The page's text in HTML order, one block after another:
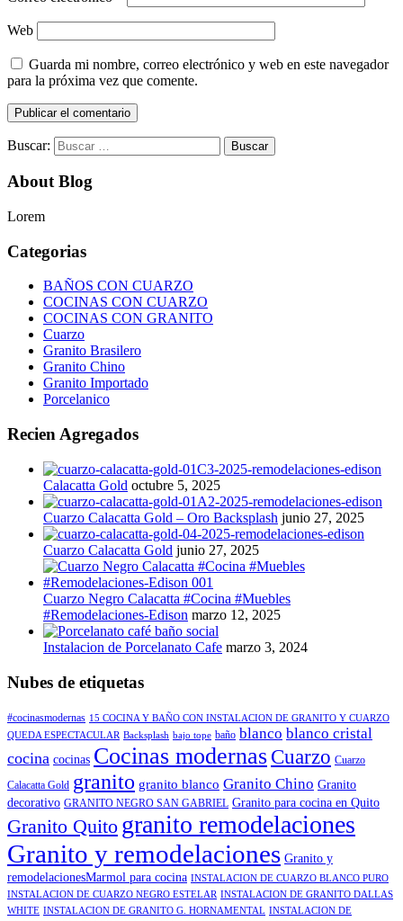
Web
Guarda mi nombre, correo electrónico y web en este navegador
para la próxima vez que comente.
Buscar:
About Blog
Lorem
Categorias
BAÑOS CON CUARZO
COCINAS CON CUARZO
COCINAS CON GRANITO
Cuarzo
Granito Brasilero
Granito Chino
Granito Importado
Porcelanico
Recien Agregados
Calacatta Gold octubre 5, 2025
Cuarzo Calacatta Gold – Oro Backsplash junio 27, 2025
Cuarzo Calacatta Gold junio 27, 2025
Cuarzo Negro Calacatta #Cocina #Muebles
#Remodelaciones-Edison marzo 12, 2025
Instalacion de Porcelanato Cafe marzo 3, 2024
Nubes de etiquetas
#cocinasmodernas 15 COCINA Y BAÑO CON INSTALACION DE GRANITO Y CUARZO
QUEDA ESPECTACULAR Backsplash bajo tope baño blanco blanco cristal
cocina cocinas Cocinas modernas Cuarzo Cuarzo
Calacatta Gold granito granito blanco Granito Chino Granito
decorativo GRANITO NEGRO SAN GABRIEL Granito para cocina en Quito
Granito Quito granito remodelaciones
Granito y remodelaciones Granito y
remodelacionesMarmol para cocina INSTALACION DE CUARZO BLANCO PURO
INSTALACION DE CUARZO NEGRO ESTELAR INSTALACION DE GRANITO DALLAS
WHITE INSTALACION DE GRANITO G. HORNAMENTAL INSTALACION DE